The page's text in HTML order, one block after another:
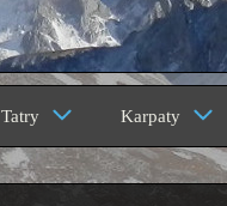
Tatry Karpaty